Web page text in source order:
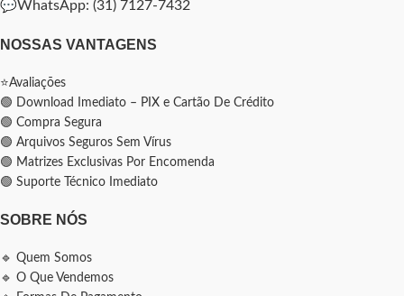
💬WhatsApp: (31) 7127-7432
NOSSAS VANTAGENS
⭐Avaliações
🟢 Download Imediato – PIX e Cartão De Crédito
🟢 Compra Segura
🟢 Arquivos Seguros Sem Vírus
🟢 Matrizes Exclusivas Por Encomenda
🟢 Suporte Técnico Imediato
SOBRE NÓS
🔹 Quem Somos
🔹 O Que Vendemos